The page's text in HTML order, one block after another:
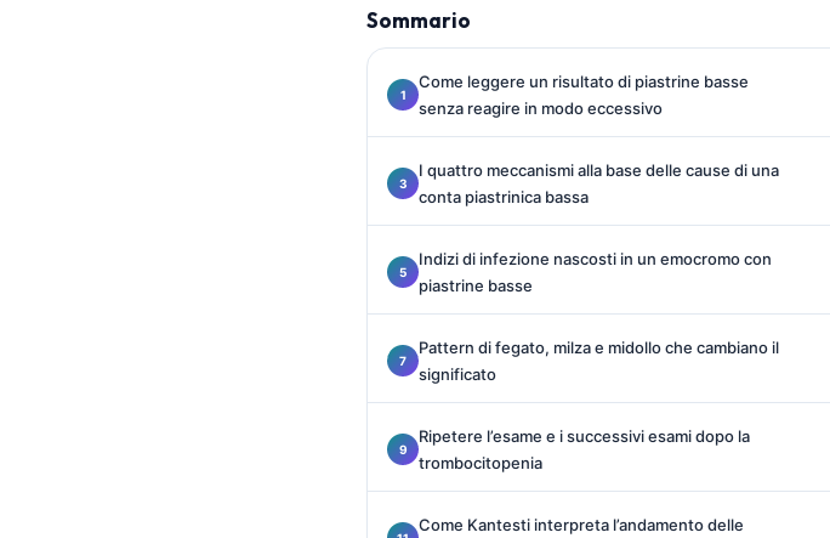
Sommario
Come leggere un risultato di piastrine basse
senza reagire in modo eccessivo
I quattro meccanismi alla base delle cause di una
conta piastrinica bassa
Indizi di infezione nascosti in un emocromo con
piastrine basse
Pattern di fegato, milza e midollo che cambiano il
significato
Ripetere l’esame e i successivi esami dopo la
trombocitopenia
Come Kantesti interpreta l’andamento delle